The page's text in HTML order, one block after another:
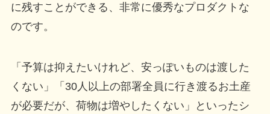
に残すことができる、非常に優秀なプロダクトな
のです。
「予算は抑えたいけれど、安っぽいものは渡した
くない」「30人以上の部署全員に行き渡るお土産
が必要だが、荷物は増やしたくない」といったシ